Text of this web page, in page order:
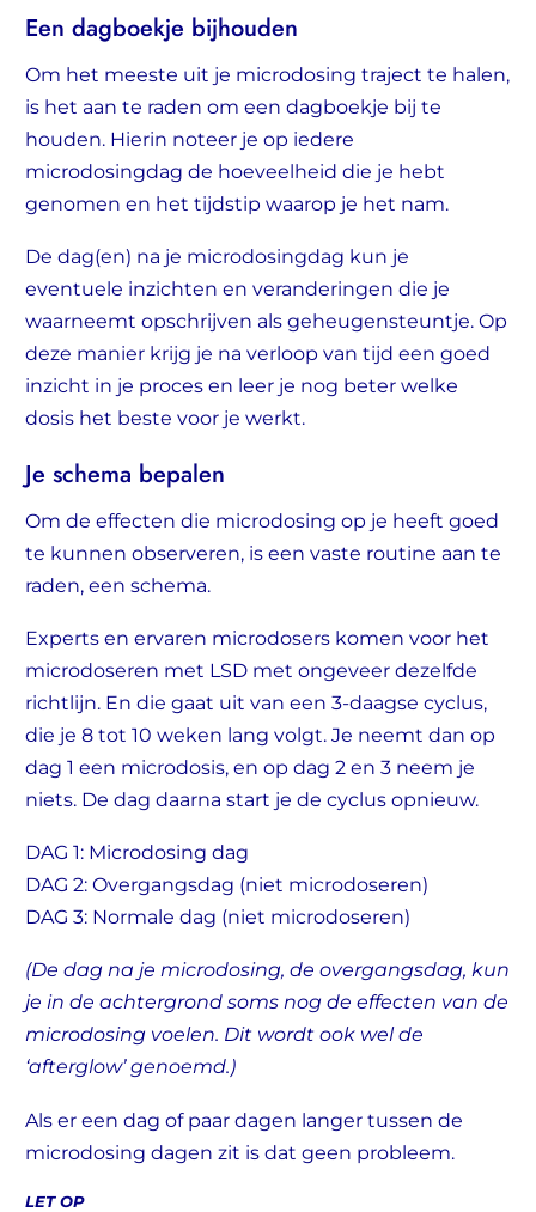
Een dagboekje bijhouden
Om het meeste uit je microdosing traject te halen,
is het aan te raden om een dagboekje bij te
houden. Hierin noteer je op iedere
microdosingdag de hoeveelheid die je hebt
genomen en het tijdstip waarop je het nam.
De dag(en) na je microdosingdag kun je
eventuele inzichten en veranderingen die je
waarneemt opschrijven als geheugensteuntje. Op
deze manier krijg je na verloop van tijd een goed
inzicht in je proces en leer je nog beter welke
dosis het beste voor je werkt.
Je schema bepalen
Om de effecten die microdosing op je heeft goed
te kunnen observeren, is een vaste routine aan te
raden, een schema.
Experts en ervaren microdosers komen voor het
microdoseren met LSD met ongeveer dezelfde
richtlijn. En die gaat uit van een 3-daagse cyclus,
die je 8 tot 10 weken lang volgt. Je neemt dan op
dag 1 een microdosis, en op dag 2 en 3 neem je
niets. De dag daarna start je de cyclus opnieuw.
DAG 1: Microdosing dag
DAG 2: Overgangsdag (niet microdoseren)
DAG 3: Normale dag (niet microdoseren)
(De dag na je microdosing, de overgangsdag, kun
je in de achtergrond soms nog de effecten van de
microdosing voelen. Dit wordt ook wel de
‘afterglow’ genoemd.)
Als er een dag of paar dagen langer tussen de
microdosing dagen zit is dat geen probleem.
LET OP